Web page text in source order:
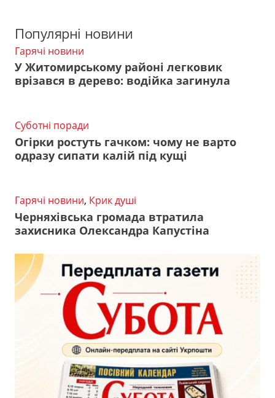
Популярні новини
Гарячі новини
У Житомирському районі легковик
врізався в дерево: водійка загинула
Суботні поради
Огірки ростуть гачком: чому не варто
одразу сипати калій під кущі
Гарячі новини, Крик душі
Черняхівська громада втратила
захисника Олександра Капустіна